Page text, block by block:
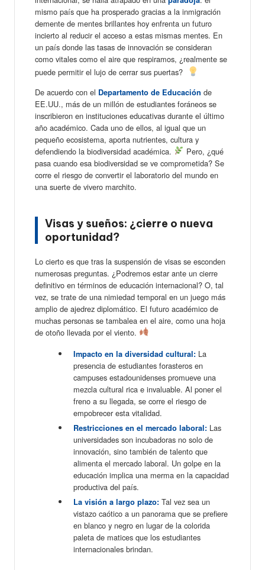
mismo país que ha prosperado gracias a la inmigración
demente de mentes brillantes hoy enfrenta un futuro
incierto al reducir el acceso a estas mismas mentes. En
un país donde las tasas de innovación se consideran
como vitales como el aire que respiramos, ¿realmente se
puede permitir el lujo de cerrar sus puertas?
De acuerdo con el Departamento de Educación de
EE.UU., más de un millón de estudiantes foráneos se
inscribieron en instituciones educativas durante el último
año académico. Cada uno de ellos, al igual que un
pequeño ecosistema, aporta nutrientes, cultura y
defendiendo la biodiversidad académica.
Pero, ¿qué
pasa cuando esa biodiversidad se ve comprometida? Se
corre el riesgo de convertir el laboratorio del mundo en
una suerte de vivero marchito.
Visas y sueños: ¿cierre o nueva
oportunidad?
Lo cierto es que tras la suspensión de visas se esconden
numerosas preguntas. ¿Podremos estar ante un cierre
definitivo en términos de educación internacional? O, tal
vez, se trate de una nimiedad temporal en un juego más
amplio de ajedrez diplomático. El futuro académico de
muchas personas se tambalea en el aire, como una hoja
de otoño llevada por el viento.
Impacto en la diversidad cultural: La
presencia de estudiantes forasteros en
campuses estadounidenses promueve una
mezcla cultural rica e invaluable. Al poner el
freno a su llegada, se corre el riesgo de
empobrecer esta vitalidad.
Restricciones en el mercado laboral: Las
universidades son incubadoras no solo de
innovación, sino también de talento que
alimenta el mercado laboral. Un golpe en la
educación implica una merma en la capacidad
productiva del país.
La visión a largo plazo: Tal vez sea un
vistazo caótico a un panorama que se prefiere
en blanco y negro en lugar de la colorida
paleta de matices que los estudiantes
internacionales brindan.